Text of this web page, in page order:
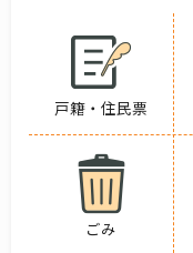
戸籍・住民票
ごみ